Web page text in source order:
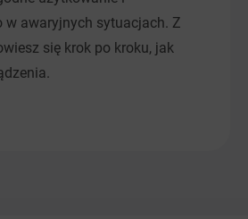
w awaryjnych sytuacjach. Z
się krok po kroku, jak